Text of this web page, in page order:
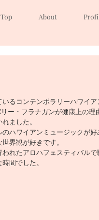
Top About
るコンテンポラリーハワイ
ー・フラナガンが健康上の
ました。
ハワイアンミュージックが
界観が好きです。
われたアロハフェスティバル
間でした。